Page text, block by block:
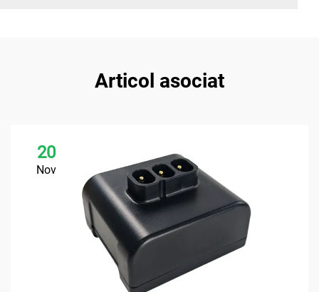
Articol asociat
20
Nov